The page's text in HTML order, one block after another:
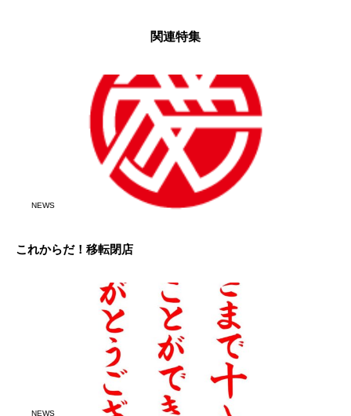
関連特集
NEWS
これからだ！移転閉店
NEWS